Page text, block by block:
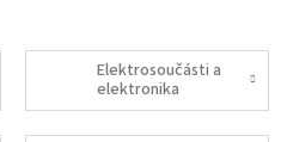
Elektrosoučásti a
elektronika